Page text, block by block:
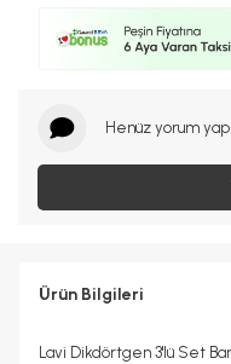
Henüz yorum
Ürün Bilgileri
Lavi Dikdörtgen 3'lü Set